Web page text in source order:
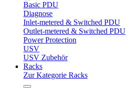
Basic PDU
Diagnose
Inlet-metered & Switched PDU
Outlet-metered & Switched PDU
Power Protection
USV
USV Zubehör
Racks
Zur Kategorie Racks